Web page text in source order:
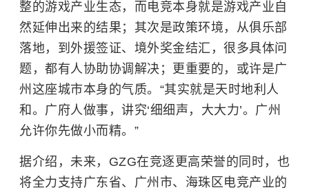
整的游戏产业生态，而电竞本身就是游戏产业自
然延伸出来的结果；其次是政策环境，从俱乐部
落地，到外援签证、境外奖金结汇，很多具体问
题，都有人协助协调解决；更重要的，或许是广
州这座城市本身的气质。“其实就是天时地利人
和。广府人做事，讲究‘细细声，大大力’。广州
允许你先做小而精。”
据介绍，未来，GZG在竞逐更高荣誉的同时，也
将全力支持广东省、广州市、海珠区电竞产业的